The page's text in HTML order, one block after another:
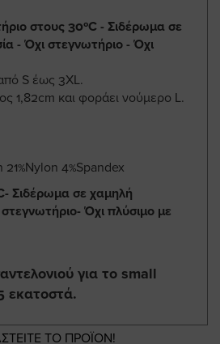
στους 30ºC - Σιδέρωμα σε
- Όχι στεγνωτήριο - Όχι
S έως 3XL.
1,82cm και φοράει νούμερο L.
4%Spandex
Σιδέρωμα σε χαμηλή
Όχι πλύσιμο με
για το small
εκατοστά.
ΤΟ ΠΡΟΪΟΝ!